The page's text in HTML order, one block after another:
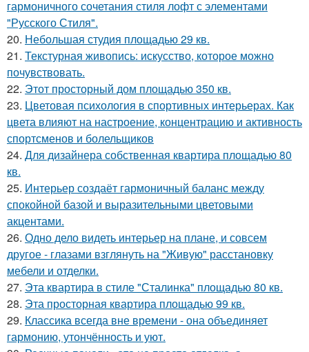
гармоничного сочетания стиля лофт с элементами
"Русского Стиля".
20. Небольшая студия площадью 29 кв.
21. Текстурная живопись: искусство, которое можно
почувствовать.
22. Этот просторный дом площадью 350 кв.
23. Цветовая психология в спортивных интерьерах. Как
цвета влияют на настроение, концентрацию и активность
спортсменов и болельщиков
24. Для дизайнера собственная квартира площадью 80
кв.
25. Интерьер создаёт гармоничный баланс между
спокойной базой и выразительными цветовыми
акцентами.
26. Одно дело видеть интерьер на плане, и совсем
другое - глазами взглянуть на "Живую" расстановку
мебели и отделки.
27. Эта квартира в стиле "Сталинка" площадью 80 кв.
28. Эта просторная квартира площадью 99 кв.
29. Классика всегда вне времени - она объединяет
гармонию, утончённость и уют.